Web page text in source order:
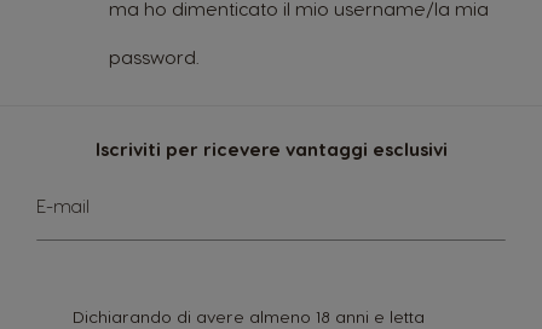
ma ho dimenticato il mio username/la mia
password.
Iscriviti per ricevere vantaggi esclusivi
Iscriviti
alla
nostra
E-mail
Dichiarando di avere almeno 18 anni e letta